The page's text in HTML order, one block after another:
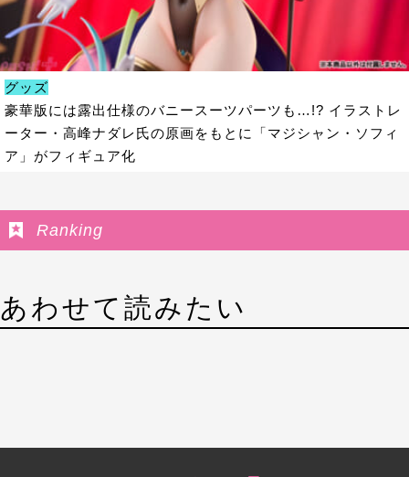
グッズ
豪華版には露出仕様のバニースーツパーツも…!? イラストレ
ーター・高峰ナダレ氏の原画をもとに「マジシャン・ソフィ
ア」がフィギュア化
Ranking
あわせて読みたい